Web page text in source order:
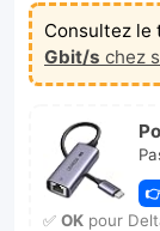
Consultez le
Gbit/s chez
✅ OKpour